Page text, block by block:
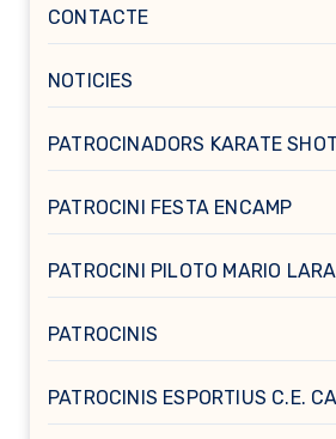
CONTACTE
NOTICIES
PATROCINADORS KARATE
PATROCINI FESTA ENCAMP
PATROCINI PILOTO MARIO
PATROCINIS
PATROCINIS ESPORTIUS C.E.